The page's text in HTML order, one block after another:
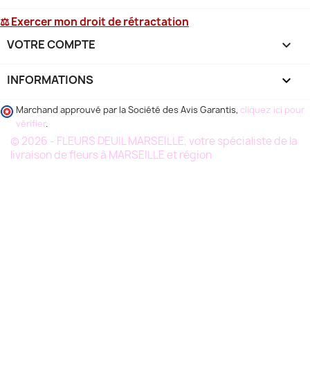
⚖ Exercer mon droit de rétractation
VOTRE COMPTE 
INFORMATIONS keyboard_arrow_down
Marchand approuvé par la Société des Avis Garantis, cliquez ici pour
vérifier.
© 2026 - FLEURS DEUIL MARSEILLE, votre spécialiste de la
livraison de fleurs à MARSEILLE et région